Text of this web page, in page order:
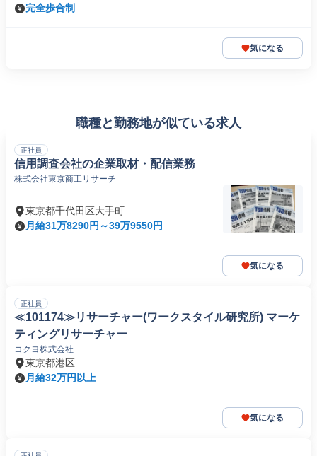
完全歩合制
気になる
職種と勤務地が似ている求人
正社員
信用調査会社の企業取材・配信業務
株式会社東京商工リサーチ
東京都千代田区大手町
月給31万8290円～39万9550円
気になる
正社員
≪101174≫リサーチャー(ワークスタイル研究所) マーケ
ティングリサーチャー
コクヨ株式会社
東京都港区
月給32万円以上
気になる